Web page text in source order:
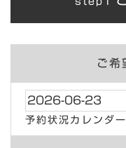
ご希
予約状況カレンダー